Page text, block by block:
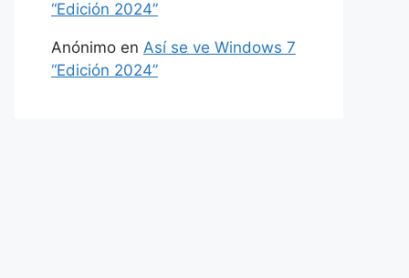
“Edición 2024”
Anónimo en Así se ve Windows 7
“Edición 2024”